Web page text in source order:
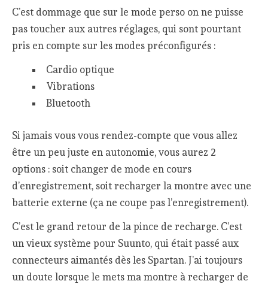
C’est dommage que sur le mode perso on ne puisse
pas toucher aux autres réglages, qui sont pourtant
pris en compte sur les modes préconfigurés :
Cardio optique
Vibrations
Bluetooth
Si jamais vous vous rendez-compte que vous allez
être un peu juste en autonomie, vous aurez 2
options : soit changer de mode en cours
d’enregistrement, soit recharger la montre avec une
batterie externe (ça ne coupe pas l’enregistrement).
C’est le grand retour de la pince de recharge. C’est
un vieux système pour Suunto, qui était passé aux
connecteurs aimantés dès les Spartan. J’ai toujours
un doute lorsque le mets ma montre à recharger de